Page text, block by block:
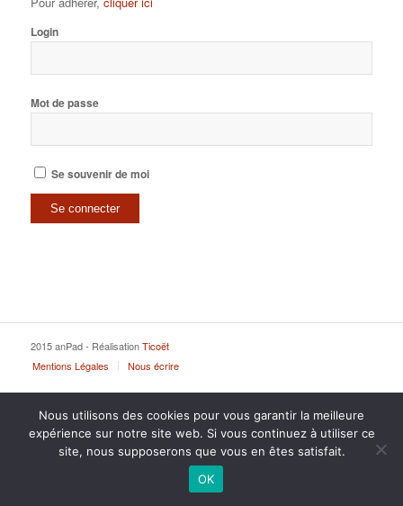
Login
Mot de passe
Se souvenir de moi
2015 anPad - RéalisationTicoët
Mentions Légales
Nous écrire
Nous utilisons des cookies pour vous garantir la meilleure
expérience sur notre site web. Si vous continuez à utiliser ce
site, nous supposerons que vous en êtes satisfait.
OK